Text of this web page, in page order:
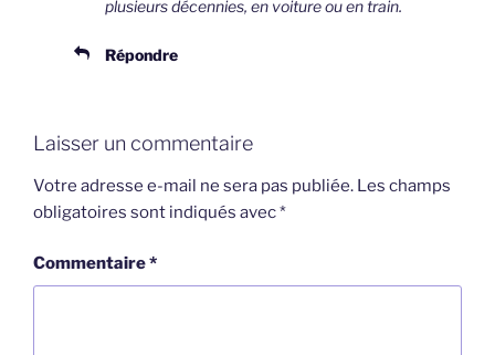
plusieurs décennies, en voiture ou en train.
Répondre
Laisser un commentaire
Votre adresse e-mail ne sera pas publiée. Les champs
obligatoires sont indiqués avec*
Commentaire*